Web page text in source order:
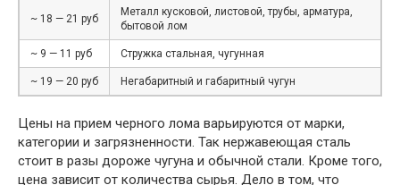
~ 18 — 21 руб
Металл кусковой, листовой, трубы, арматура,
бытовой лом
~ 9 — 11 руб Стружка стальная, чугунная
~ 19 — 20 руб Негабаритный и габаритный чугун
Цены на прием черного лома варьируются от марки,
категории и загрязненности. Так нержавеющая сталь
стоит в разы дороже чугуна и обычной стали. Кроме того,
цена зависит от количества сырья. Дело в том, что